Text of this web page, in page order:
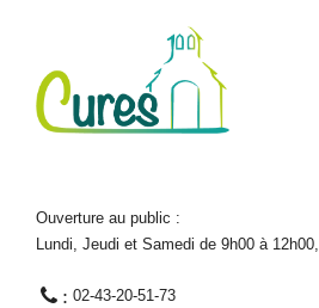
Ouverture au public :
Lundi, Jeudi et Samedi de 9h00 à 12h00,
: 02-43-20-51-73